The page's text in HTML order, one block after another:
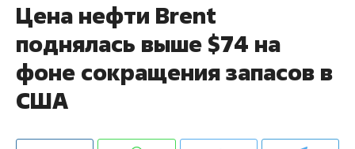
Цена нефти Brent
поднялась выше $74 на
фоне сокращения запасов в
США